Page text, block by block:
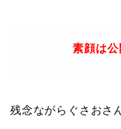
素顔は
残念ながらぐさおさ